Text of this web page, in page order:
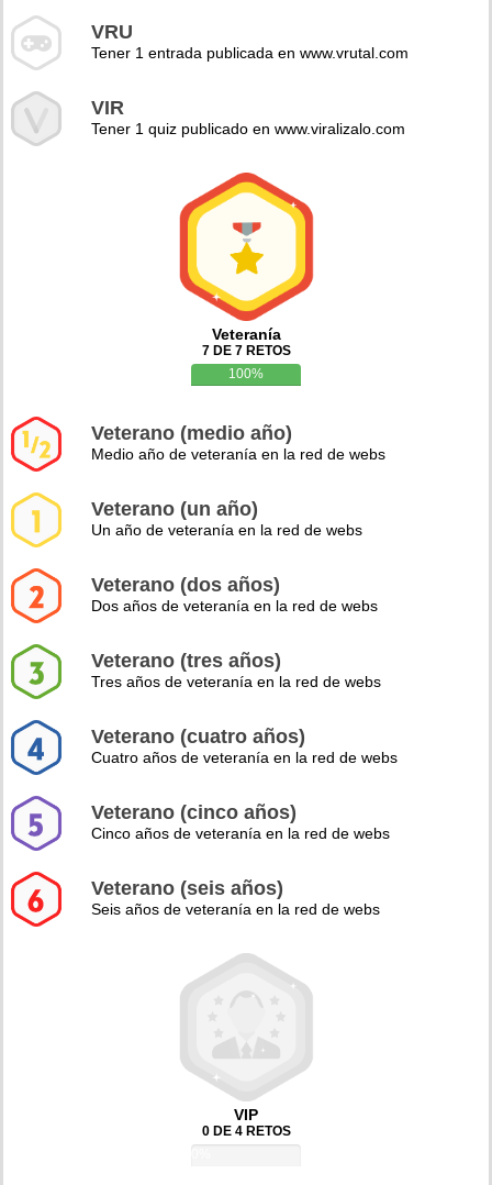
VRU
Tener 1 entrada publicada en www.vrutal.com
VIR
Tener 1 quiz publicado en www.viralizalo.com
Veteranía
7 DE 7 RETOS
100%
Veterano (medio año)
Medio año de veteranía en la red de webs
Veterano (un año)
Un año de veteranía en la red de webs
Veterano (dos años)
Dos años de veteranía en la red de webs
Veterano (tres años)
Tres años de veteranía en la red de webs
Veterano (cuatro años)
Cuatro años de veteranía en la red de webs
Veterano (cinco años)
Cinco años de veteranía en la red de webs
Veterano (seis años)
Seis años de veteranía en la red de webs
VIP
0 DE 4 RETOS